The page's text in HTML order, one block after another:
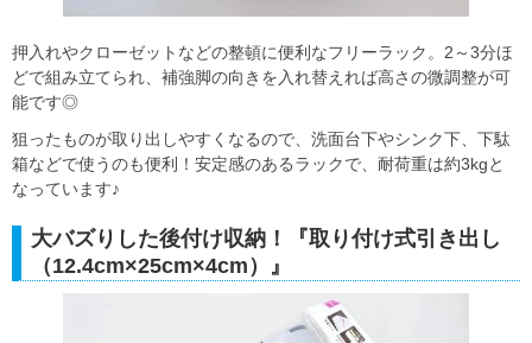
押入れやクローゼットなどの整頓に便利なフリーラック。2～3分ほ
どで組み立てられ、補強脚の向きを入れ替えれば高さの微調整が可
能です◎
狙ったものが取り出しやすくなるので、洗面台下やシンク下、下駄
箱などで使うのも便利！安定感のあるラックで、耐荷重は約3kgと
なっています♪
大バズりした後付け収納！『取り付け式引き出し
（12.4cm×25cm×4cm）』